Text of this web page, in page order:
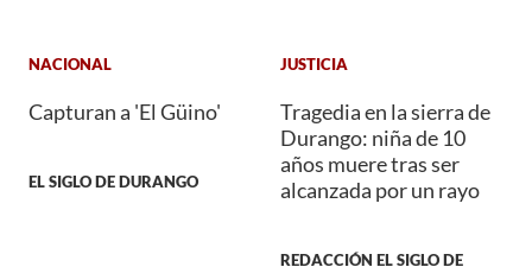
NACIONAL
Capturan a 'El Güino'
EL SIGLO DE DURANGO
JUSTICIA
Tragedia en la sierra de
Durango: niña de 10
años muere tras ser
alcanzada por un rayo
REDACCIÓN EL SIGLO DE